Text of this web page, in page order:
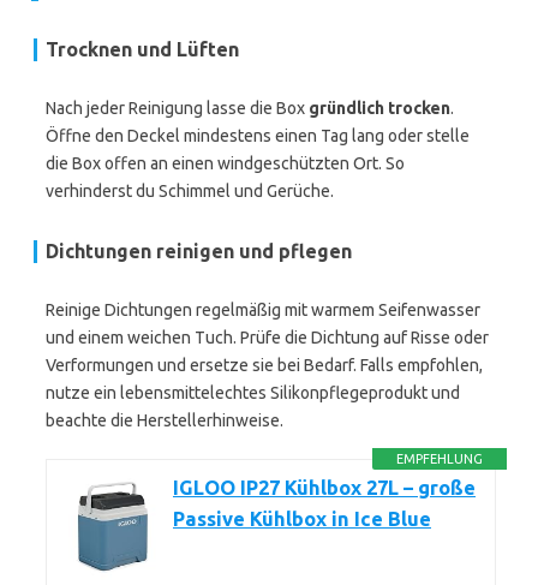
Trocknen und Lüften
Nach jeder Reinigung lasse die Box gründlich trocken.
Öffne den Deckel mindestens einen Tag lang oder stelle
die Box offen an einen windgeschützten Ort. So
verhinderst du Schimmel und Gerüche.
Dichtungen reinigen und pflegen
Reinige Dichtungen regelmäßig mit warmem Seifenwasser
und einem weichen Tuch. Prüfe die Dichtung auf Risse oder
Verformungen und ersetze sie bei Bedarf. Falls empfohlen,
nutze ein lebensmittelechtes Silikonpflegeprodukt und
beachte die Herstellerhinweise.
EMPFEHLUNG
IGLOO IP27 Kühlbox 27L – große
Passive Kühlbox in Ice Blue